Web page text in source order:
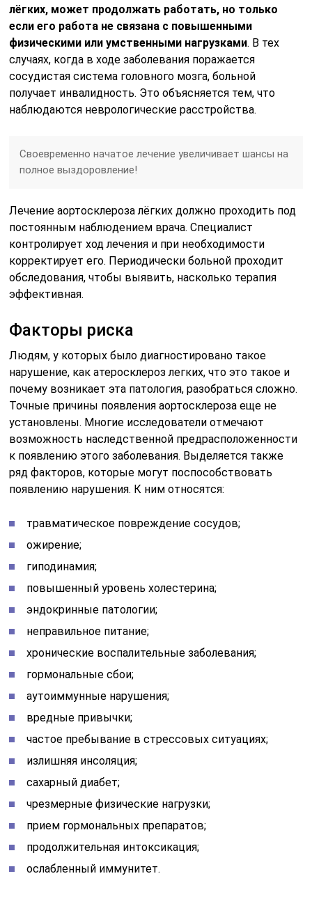
лёгких, может продолжать работать, но только
если его работа не связана с повышенными
физическими или умственными нагрузками. В тех
случаях, когда в ходе заболевания поражается
сосудистая система головного мозга, больной
получает инвалидность. Это объясняется тем, что
наблюдаются неврологические расстройства.
Своевременно начатое лечение увеличивает шансы на
полное выздоровление!
Лечение аортосклероза лёгких должно проходить под
постоянным наблюдением врача. Специалист
контролирует ход лечения и при необходимости
корректирует его. Периодически больной проходит
обследования, чтобы выявить, насколько терапия
эффективная.
Факторы риска
Людям, у которых было диагностировано такое
нарушение, как атеросклероз легких, что это такое и
почему возникает эта патология, разобраться сложно.
Точные причины появления аортосклероза еще не
установлены. Многие исследователи отмечают
возможность наследственной предрасположенности
к появлению этого заболевания. Выделяется также
ряд факторов, которые могут поспособствовать
появлению нарушения. К ним относятся:
травматическое повреждение сосудов;
ожирение;
гиподинамия;
повышенный уровень холестерина;
эндокринные патологии;
неправильное питание;
хронические воспалительные заболевания;
гормональные сбои;
аутоиммунные нарушения;
вредные привычки;
частое пребывание в стрессовых ситуациях;
излишняя инсоляция;
сахарный диабет;
чрезмерные физические нагрузки;
прием гормональных препаратов;
продолжительная интоксикация;
ослабленный иммунитет.